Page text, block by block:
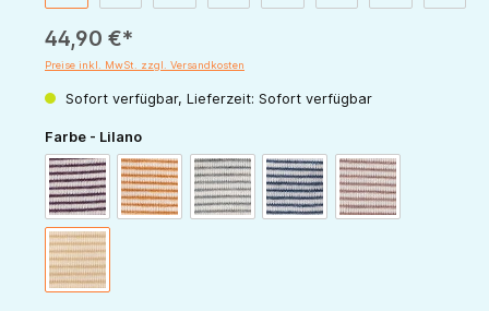
44,90 €*
Preise inkl. MwSt. zzgl. Versandkosten
Sofort verfügbar, Lieferzeit: Sofort verfügbar
Farbe - Lilanoauswählen
beere-naturcurry-naturhellgrau-naturmarine-naturmauve-natur
sand-natur